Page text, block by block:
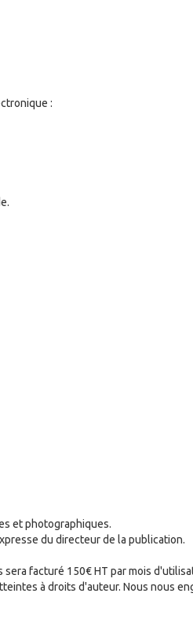
:
et photographiques.
du directeur de la publication.
facturé 150€ HT par mois
à droits d'auteur. Nous nous